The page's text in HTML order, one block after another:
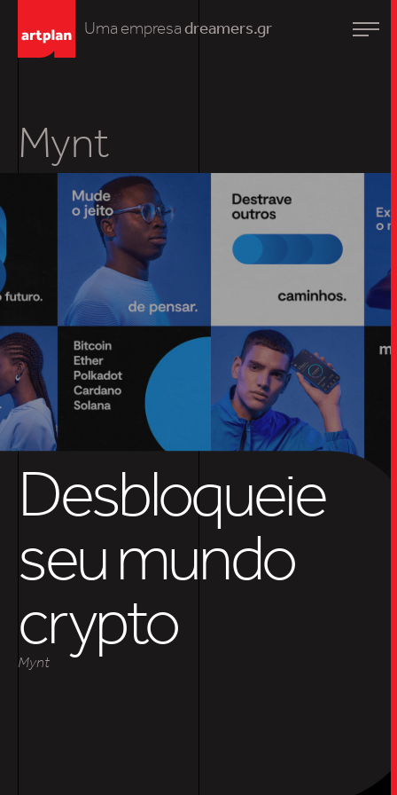
Uma empresadreamers.gr
Mynt
Desbloqueie
seu mundo
crypto
Mynt